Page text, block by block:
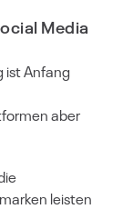
Media
ist Anfang
aber
leisten